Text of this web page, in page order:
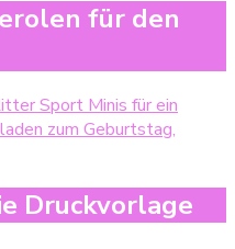
für den
Druckvorlage